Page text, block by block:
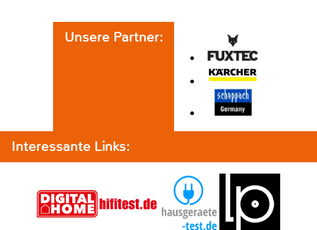
Unsere Partner:
Interessante Links: